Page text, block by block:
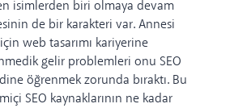
isimlerden biri olmaya devam
de bir karakteri var. Annesi
web tasarımı kariyerine
gelir problemleri onu SEO
öğrenmek zorunda bıraktı. Bu
SEO kaynaklarının ne kadar